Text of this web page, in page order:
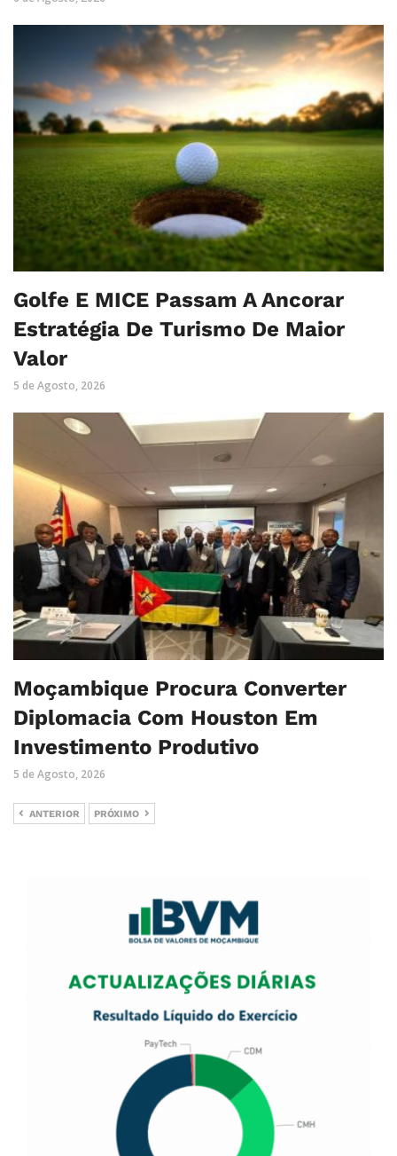
Golfe E MICE Passam A Ancorar
Estratégia De Turismo De Maior
Valor
5 de Agosto, 2026
Moçambique Procura Converter
Diplomacia Com Houston Em
Investimento Produtivo
5 de Agosto, 2026
ANTERIOR PRÓXIMO